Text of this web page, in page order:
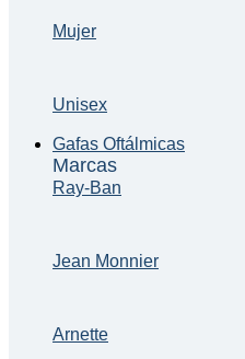
Mujer
Unisex
Gafas Oftálmicas
Marcas
Ray-Ban
Jean Monnier
Arnette